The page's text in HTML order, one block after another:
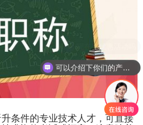
条件的专业技术人才，可直接
可以介绍下你们的产品么
现在有优惠活动吗